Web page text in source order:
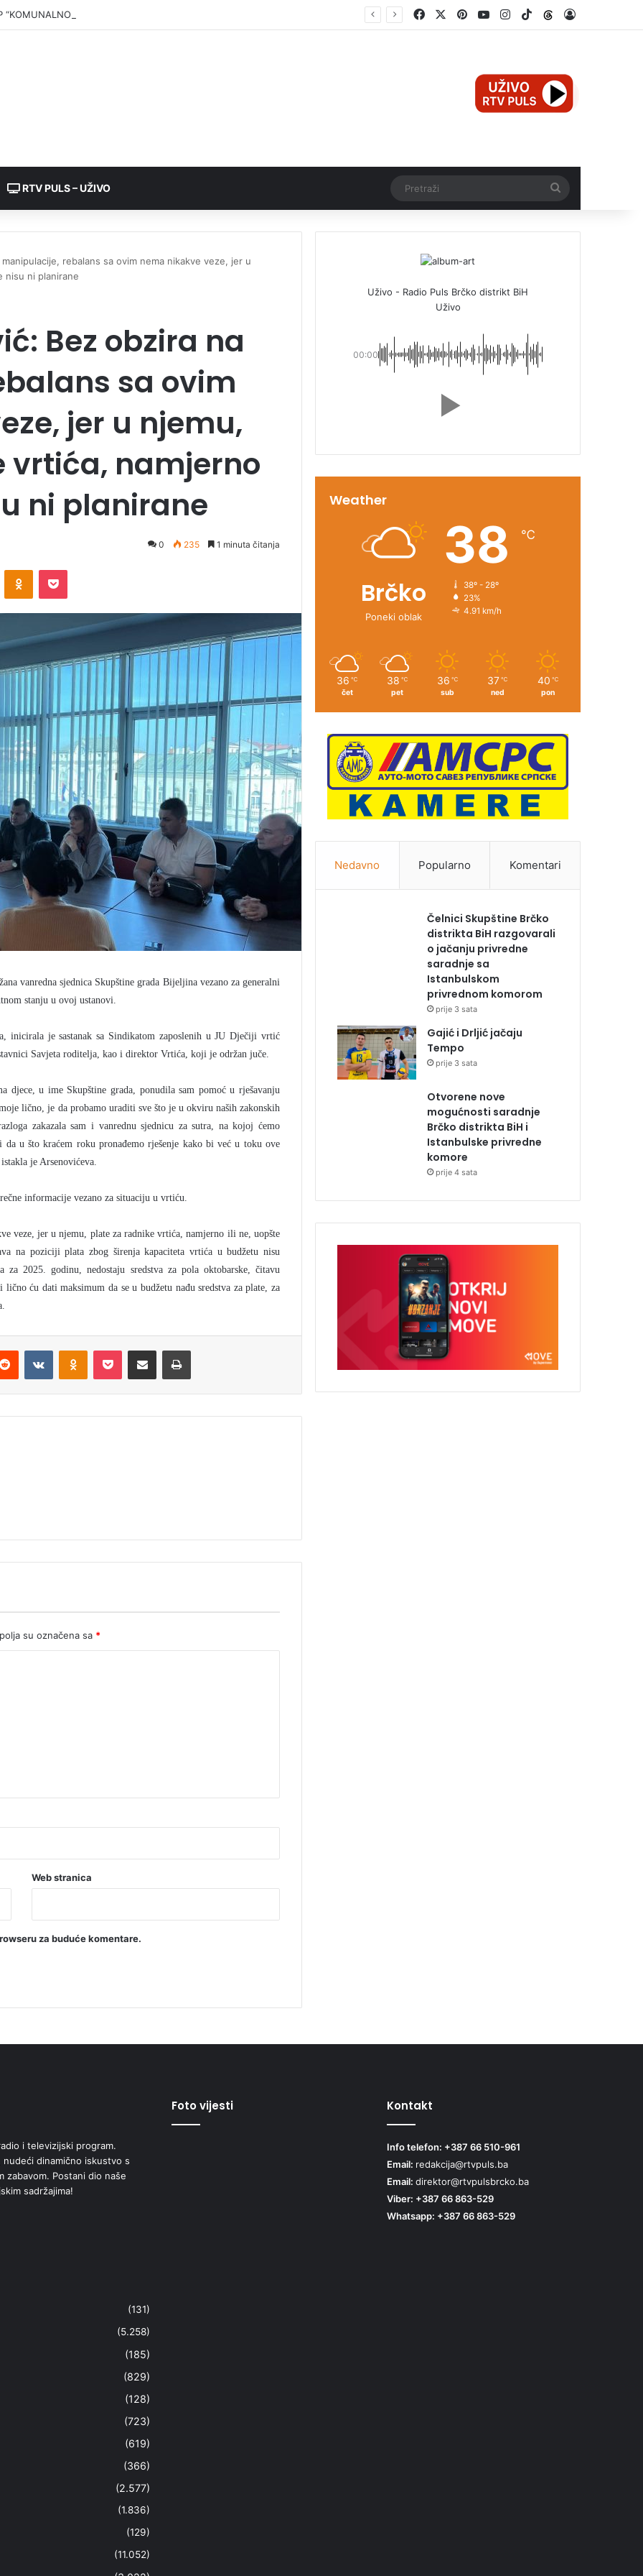
“KOMUNALNO BRČKO”: Voda iz rezervoara Gajevi trenutno nije za piće FacebookPinterestYouTubeInstagram
TikTokThreads
RTV PULS – UŽIVO
rebalans sa ovim nema nikakve veze, jer u
nisu ni planirane
Bez obzira na
sa ovim
jer u njemu,
vrtića, namjerno
ni planirane
0 235 1 minuta čitanja
vanredna sjednica Skupštine grada Bijeljina vezano za generalni
stanju u ovoj ustanovi.
inicirala je sastanak sa Sindikatom zaposlenih u JU Dječiji vrtić
Savjeta roditelja, kao i direktor Vrtića, koji je održan juče.
djece, u ime Skupštine grada, ponudila sam pomoć u rješavanju
lično, je da probamo uraditi sve što je u okviru naših zakonskih
zakazala sam i vanrednu sjednicu za sutra, na kojoj ćemo
u što kraćem roku pronađemo rješenje kako bi već u toku ove
je Arsenovićeva.
informacije vezano za situaciju u vrtiću.
veze, jer u njemu, plate za radnike vrtića, namjerno ili ne, uopšte
na poziciji plata zbog širenja kapaciteta vrtića u budžetu nisu
2025. godinu, nedostaju sredstva za pola oktobarske, čitavu
ću dati maksimum da se u budžetu nađu sredstva za plate, za
su označena sa *
Web stranica
za buduće komentare.
Uživo - Radio Puls Brčko distrikt BiH
Uživo
00:00
Weather
Brčko
Poneki oblak
38 ℃
38º - 28º
23%
4.91 km/h
36 ℃
čet
38 ℃
pet
36 ℃
sub
37 ℃
ned
40 ℃
pon
Nedavno Popularno Komentari
Čelnici Skupštine Brčko
distrikta BiH razgovarali
o jačanju privredne
saradnje sa
Istanbulskom
privrednom komorom
prije 3 sata
Gajić i Drljić jačaju
Tempo
prije 3 sata
Otvorene nove
mogućnosti saradnje
Brčko distrikta BiH i
Istanbulske privredne
komore
prije 4 sata
i televizijski program.
nudeći dinamično iskustvo s
zabavom. Postani dio naše
sadržajima!
(131)
(5.258)
(185)
(829)
(128)
(723)
(619)
(366)
(2.577)
(1.836)
(129)
(11.052)
Foto vijesti Kontakt
Info telefon: +387 66 510-961
Email: redakcija@rtvpuls.ba
Email: direktor@rtvpulsbrcko.ba
Viber: +387 66 863-529
Whatsapp: +387 66 863-529